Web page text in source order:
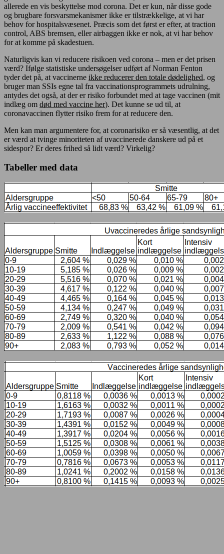
allerede en vis beskyttelse mod corona. Det er kun, når disse gode
og brugbare forsvarsmekanismer ikke er tilstrækkelige, at vi har
behov for hospitalsvæsenet. Præcis som det først er efter, at traction
control, ABS bremsen, eller airbaggen ikke er nok, at vi har behov
for at komme på skadestuen.
Naturligvis kan vi reducere risikoen ved corona – men er det prisen
værd? Ifølge statistiske undersøgelser udført af Norman Fenton
tyder det på, at vaccinerne ikke reducerer den totale dødelighed, og
bruger man SSIs egne tal fra vaccinationsprogrammets udrulning,
antydes det også, at der er risiko forbundet med at tage vaccinen (mit
indlæg om død med vaccine her). Det kunne se ud til, at
coronavaccinen flytter risiko frem for at reducere den.
Men kan man argumentere for, at coronarisiko er så væsentlig, at det
er værd at tvinge minoriteten af uvaccinerede danskere ud på et
sidespor? Er deres frihed så lidt værd? Virkelig?
Tabeller med data